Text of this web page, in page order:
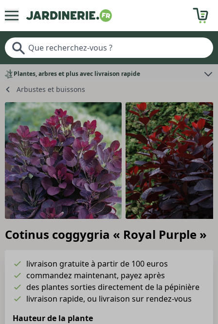
Plantes, arbres et plus avec livraison rapide
Arbustes et buissons
Cotinus coggygria « Royal Purple »
livraison gratuite à partir de 100 euros
commandez maintenant, payez après
des plantes sorties directement de la pépinière
livraison rapide, ou livraison sur rendez-vous
Hauteur de la plante